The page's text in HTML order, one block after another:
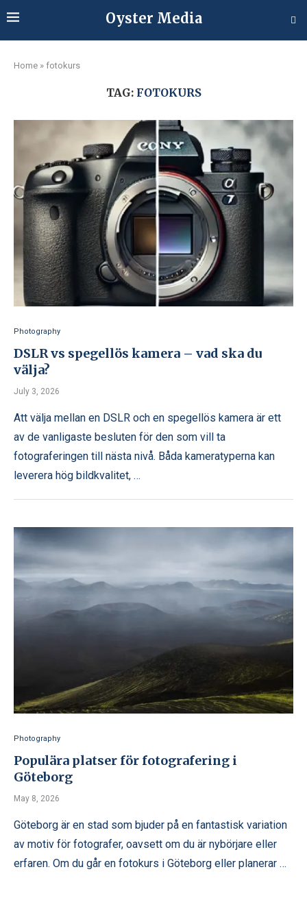
Oyster Media
Home » fotokurs
TAG: FOTOKURS
Photography
DSLR vs spegellös kamera – vad ska du
välja?
July 3, 2026
Att välja mellan en DSLR och en spegellös kamera är ett
av de vanligaste besluten för den som vill ta
fotograferingen till nästa nivå. Båda kameratyperna kan
leverera hög bildkvalitet, …
Photography
Populära platser för fotografering i
Göteborg
May 8, 2026
Göteborg är en stad som bjuder på en fantastisk variation
av motiv för fotografer, oavsett om du är nybörjare eller
erfaren. Om du går en fotokurs i Göteborg eller planerar …